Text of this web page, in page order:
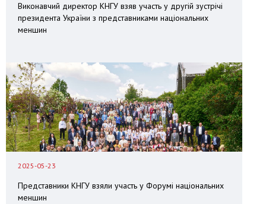
Виконавчий директор КНГУ взяв участь у другій зустрічі
президента України з представниками національних
меншин
2025-05-23
Представники КНГУ взяли участь у Форумі національних
меншин